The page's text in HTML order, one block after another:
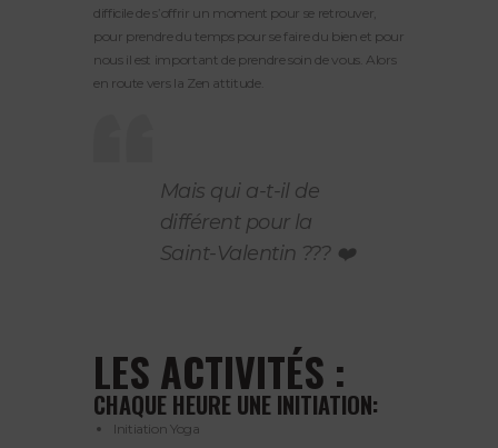
difficile de s’offrir un moment pour se retrouver,
pour prendre du temps pour se faire du bien et pour
nous il est important de prendre soin de vous. Alors
en route vers la Zen attitude.
Mais qui a-t-il de
différent pour la
Saint-Valentin ??? ❤️
LES ACTIVITÉS :
CHAQUE HEURE UNE INITIATION:
Initiation Yoga